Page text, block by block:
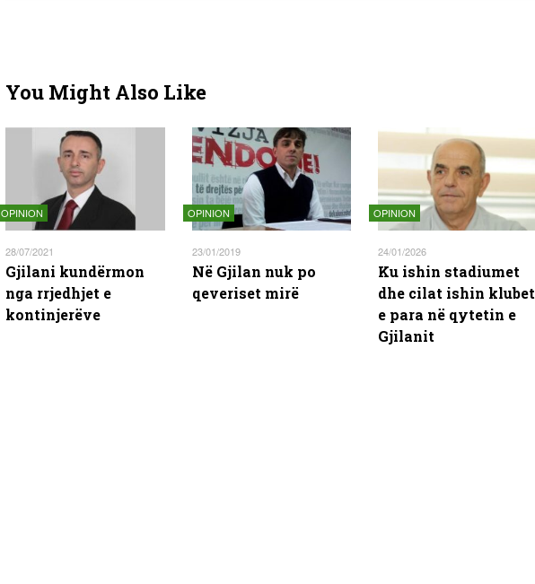
You Might Also Like
OPINION
28/07/2021
Gjilani kundërmon
nga rrjedhjet e
kontinjerëve
OPINION
23/01/2019
Në Gjilan nuk po
qeveriset mirë
OPINION
24/01/2026
Ku ishin stadiumet
dhe cilat ishin klubet
e para në qytetin e
Gjilanit